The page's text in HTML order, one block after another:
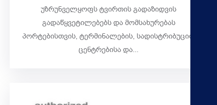
უზრუნველყოფს ტვირთის გადაზიდვის
გადაწყვეტილებებს და მომსახურებას
პორტებისთვის, ტერმინალების, სადისტრიბუციო
ცენტრებისა და...